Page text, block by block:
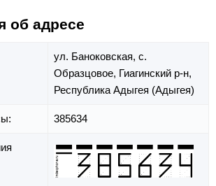
об адресе
ул. Баноковская, с.
Образцовое, Гиагинский р-н,
Республика Адыгея (Адыгея)
385634